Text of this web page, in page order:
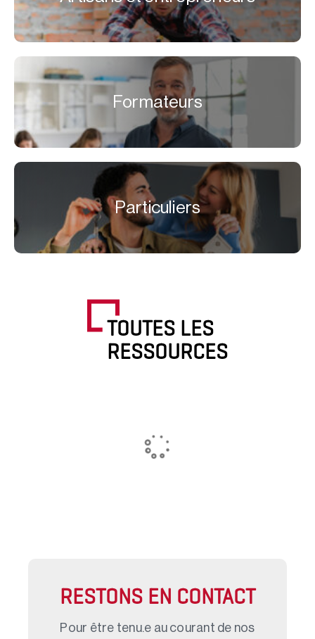
Formateurs
Particuliers
TOUTES LES
RESSOURCES
RESTONS EN CONTACT
Pour être tenu.e au courant de nos